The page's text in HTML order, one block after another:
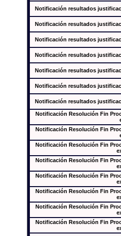
Notificación resultados
Notificación resultados
Notificación resultados
Notificación resultados
Notificación resultados
Notificación resultados
Notificación resultados
Notificación Resolución Fin
Notificación Resolución Fin
Notificación Resolución Fin
Notificación Resolución Fin
Notificación Resolución Fin
Notificación Resolución Fin
Notificación Resolución Fin
Notificación Resolución Fin